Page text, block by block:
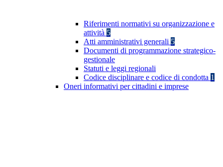
Riferimenti normativi su organizzazione e
attività 5
Atti amministrativi generali 5
Documenti di programmazione strategico-
gestionale
Statuti e leggi regionali
Codice disciplinare e codice di condotta 1
Oneri informativi per cittadini e imprese